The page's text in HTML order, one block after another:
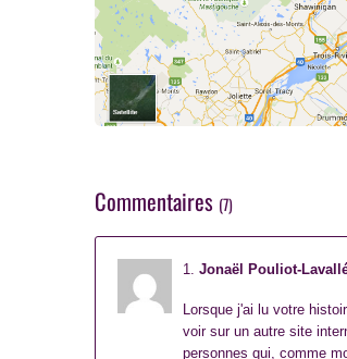
Commentaires (7)
1. Jonaël Pouliot-
Lorsque j'ai lu votre
voir sur un autre site
personnes qui, comme